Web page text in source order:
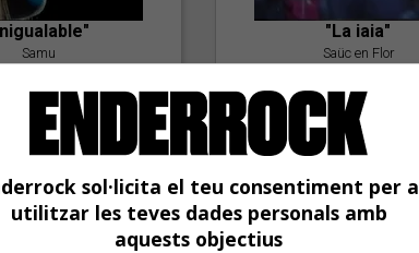
Samu
"La iaia"
Saüc en Flor
sol·licita el teu consentiment per a
utilitzar les teves dades personals amb
aquests objectius